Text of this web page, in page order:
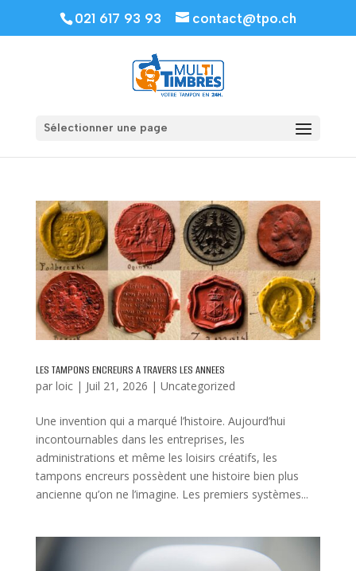
021 617 93 93 contact@tpo.ch
Sélectionner une page
LES TAMPONS ENCREURS A TRAVERS LES ANNEES
par loic| Juil 21, 2026 | Uncategorized
Une invention qui a marqué l’histoire. Aujourd’hui
incontournables dans les entreprises, les
administrations et même les loisirs créatifs, les
tampons encreurs possèdent une histoire bien plus
ancienne qu’on ne l’imagine. Les premiers systèmes...